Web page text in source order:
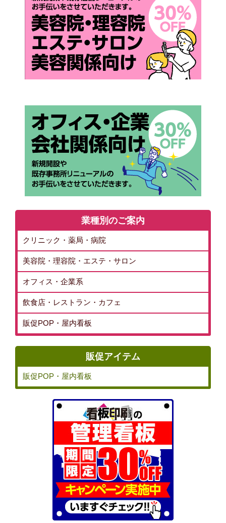
業種別のご案内
クリニック・薬局・病院
美容院・理容院・エステ・サロン
オフィス・企業系
飲食店・レストラン・カフェ
販促POP・屋内看板
販促アイテム
販促POP・屋内看板